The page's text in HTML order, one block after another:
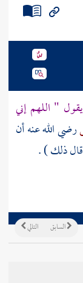
يقول " اللهم إني
رضي الله عنه أن
قال ذلك ) .
التالي السابق